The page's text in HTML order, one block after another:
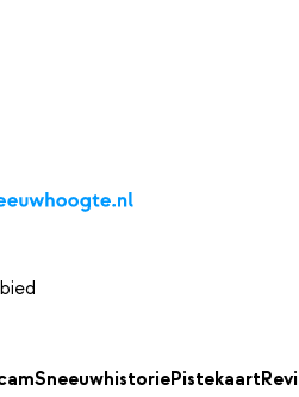
Kaarten
SneeuwhistoriePistekaart